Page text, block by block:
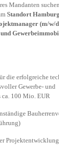
Mandanten
Standort Hamburg
(m/w/
die erfolgreiche
Gewerbe- und
100 Mio. EUR